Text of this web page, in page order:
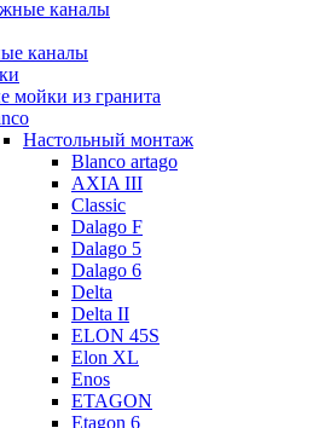
каналы
каналы
мойки из гранита
Настольный монтаж
Blanco artago
AXIA III
Classic
Dalago F
Dalago 5
Dalago 6
Delta
Delta II
ELON 45S
Elon XL
Enos
ETAGON
Etagon 6